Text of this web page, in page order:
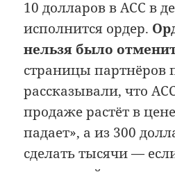
10 долларов в ACC в
исполнится ордер.
нельзя было
страницы партнёров
рассказывали, что
продаже растёт в
падает», а из 300
сделать тысячи —